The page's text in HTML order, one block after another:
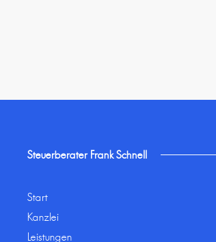
Steuerberater Frank Schnell
Start
Kanzlei
Leistungen